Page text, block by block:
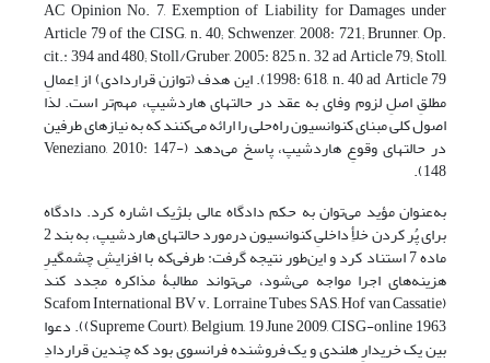
AC Opinion No. 7, Exemption of Liability for Damages under
Article 79 of the CISG, n. 40; Schwenzer, 2008: 721; Brunner, Op.
cit.: 394 and 480; Stoll/Gruber, 2005: 825, n. 32 ad Article 79; Stoll,
1998: 618, n. 40 ad Article 79). این هدف (توازن قراردادی) از اِعمالِ
مطلقِ اصلِ لزوم وفای به عقد در حالتهای هاردشیپ، مهم‌تر است. لذا
اصول کلی مبنای کنوانسیون راه‌حلی را ارائه می‌کنند که به نیازهای طرفین
در حالتهای وقوعِ هاردشیپ، پاسخ می‌دهد (Veneziano, 2010: 147-
148).
به‌عنوان مؤید می‌توان به حکم دادگاه عالی بلژیک اشاره کرد. دادگاه
برای پُر کردن خلأِ داخلیِ کنوانسیون درمورد حالتهای هاردشیپ، به بند 2
ماده 7 استناد کرد و این‌طور نتیجه گرفت: طرفی‌که با افزایشِ چشمگیرِ
هزینه‌های اجرا مواجه می‌شود، می‌تواند مطالبۀ مذاکره مجدد کند
(Scafom International BV v. Lorraine Tubes SAS, Hof van Cassatie
(Supreme Court), Belgium, 19 June 2009, CISG-online 1963). دعوا
بین یک خریدارِ هلندی و یک فروشنده فرانسوی بود که چندین قراردادِ